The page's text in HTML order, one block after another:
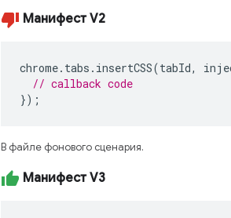
Манифест V2
chrome. tabs . insertCSS(tabId,
// callback code
});
В файле фонового сценария.
Манифест V3